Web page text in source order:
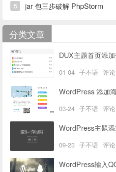
5 jar 包三步破解 PhpStorm
分类文章
DUX主题首页添
01-04 子不语 评
WordPress 添加
03-24 子不语 评
WordPress主题
09-23 子不语 评
WordPress输入